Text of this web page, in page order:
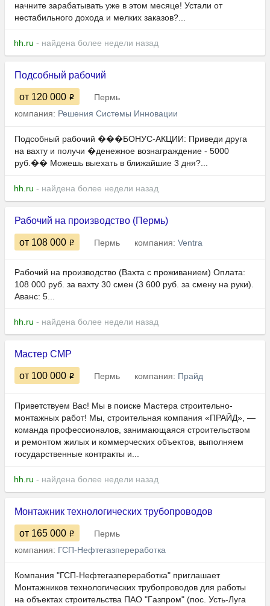
начните зарабатывать уже в этом месяце! Устали от
нестабильного дохода и мелких заказов?...
hh.ru - найдена более недели назад
Подсобный рабочий
от 120 000
Пермь
компания: Решения Системы Инновации
Подсобный рабочий ���БОНУС-АКЦИИ: Приведи друга
на вахту и получи �денежное вознаграждение - 5000
руб.�� Можешь выехать в ближайшие 3 дня?...
hh.ru - найдена более недели назад
Рабочий на производство (Пермь)
от 108 000 Пермь компания: Ventra
Рабочий на производство​​​​​​​ (Вахта с проживанием) Оплата:
108 000 руб. за вахту 30 смен (3 600 руб. за смену на руки).
Аванс: 5...
hh.ru - найдена более недели назад
Мастер СМР
от 100 000 Пермь компания: Прайд
Приветствуем Вас! Мы в поиске Мастера строительно-
монтажных работ! Мы, строительная компания «ПРАЙД», —
команда профессионалов, занимающаяся строительством
и ремонтом жилых и коммерческих объектов, выполняем
государственные контракты и...
hh.ru - найдена более недели назад
Монтажник технологических трубопроводов
от 165 000
Пермь
компания: ГСП-Нефтегазпереработка
Компaния "ГСП-Нефтегазперерaботкa" приглашает
Монтажников технологических трубопроводов для рабoты
нa объeктaх cтроитeльства ПАО "Гaзпрoм" (пос. Усть-Луга